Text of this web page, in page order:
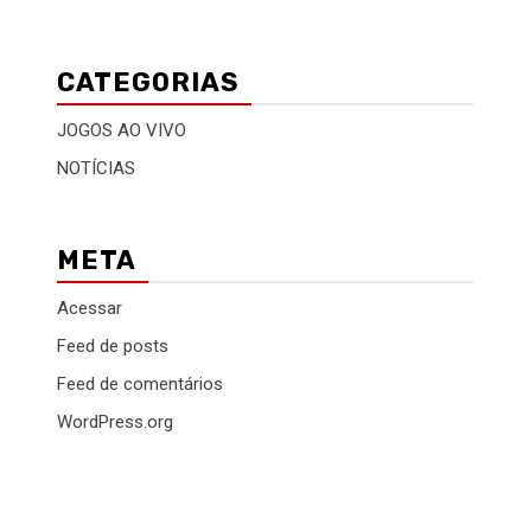
CATEGORIAS
JOGOS AO VIVO
NOTÍCIAS
META
Acessar
Feed de posts
Feed de comentários
WordPress.org